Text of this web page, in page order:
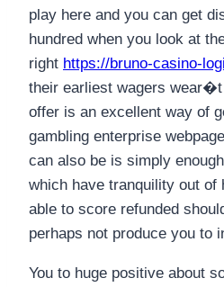
play here and you can get
hundred when you look at
right https://bruno-casino-
their earliest wagers
offer is an excellent way of
gambling enterprise
can also be is simply
which have tranquility out of
able to score refunded
perhaps not produce you to
You to huge positive about